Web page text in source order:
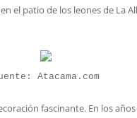
el patio de los leones de La
Atacama.com
fascinante. En los